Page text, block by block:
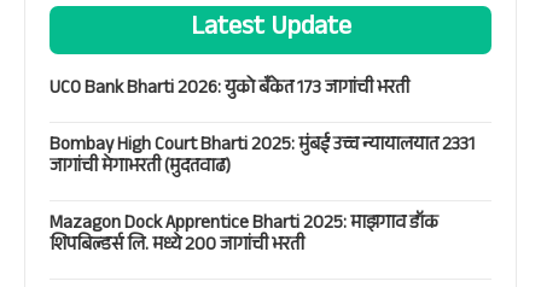
Latest Update
UCO Bank Bharti 2026: युको बँकेत 173 जागांची भरती
Bombay High Court Bharti 2025: मुंबई उच्च न्यायालयात 2331
जागांची मेगाभरती (मुदतवाढ)
Mazagon Dock Apprentice Bharti 2025: माझगाव डॉक
शिपबिल्डर्स लि. मध्ये 200 जागांची भरती